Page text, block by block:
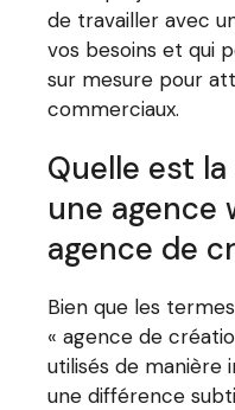
de travailler avec
vos besoins et qui
sur mesure pour
commerciaux.
Quelle est
une agence
agence de
Bien que les
« agence de
utilisés de manière
une différence